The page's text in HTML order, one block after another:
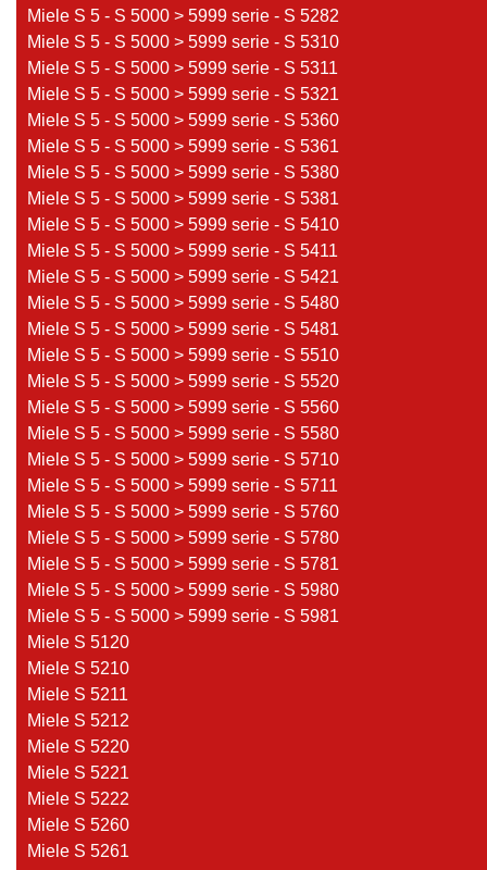
Miele S 5 - S 5000 > 5999 serie - S 5282
Miele S 5 - S 5000 > 5999 serie - S 5310
Miele S 5 - S 5000 > 5999 serie - S 5311
Miele S 5 - S 5000 > 5999 serie - S 5321
Miele S 5 - S 5000 > 5999 serie - S 5360
Miele S 5 - S 5000 > 5999 serie - S 5361
Miele S 5 - S 5000 > 5999 serie - S 5380
Miele S 5 - S 5000 > 5999 serie - S 5381
Miele S 5 - S 5000 > 5999 serie - S 5410
Miele S 5 - S 5000 > 5999 serie - S 5411
Miele S 5 - S 5000 > 5999 serie - S 5421
Miele S 5 - S 5000 > 5999 serie - S 5480
Miele S 5 - S 5000 > 5999 serie - S 5481
Miele S 5 - S 5000 > 5999 serie - S 5510
Miele S 5 - S 5000 > 5999 serie - S 5520
Miele S 5 - S 5000 > 5999 serie - S 5560
Miele S 5 - S 5000 > 5999 serie - S 5580
Miele S 5 - S 5000 > 5999 serie - S 5710
Miele S 5 - S 5000 > 5999 serie - S 5711
Miele S 5 - S 5000 > 5999 serie - S 5760
Miele S 5 - S 5000 > 5999 serie - S 5780
Miele S 5 - S 5000 > 5999 serie - S 5781
Miele S 5 - S 5000 > 5999 serie - S 5980
Miele S 5 - S 5000 > 5999 serie - S 5981
Miele S 5120
Miele S 5210
Miele S 5211
Miele S 5212
Miele S 5220
Miele S 5221
Miele S 5222
Miele S 5260
Miele S 5261